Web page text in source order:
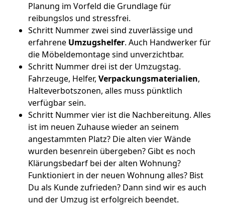
Planung im Vorfeld die Grundlage für
reibungslos und stressfrei.
Schritt Nummer zwei sind zuverlässige und
erfahrene Umzugshelfer. Auch Handwerker für
die Möbeldemontage sind unverzichtbar.
Schritt Nummer drei ist der Umzugstag.
Fahrzeuge, Helfer, Verpackungsmaterialien,
Halteverbotszonen, alles muss pünktlich
verfügbar sein.
Schritt Nummer vier ist die Nachbereitung. Alles
ist im neuen Zuhause wieder an seinem
angestammten Platz? Die alten vier Wände
wurden besenrein übergeben? Gibt es noch
Klärungsbedarf bei der alten Wohnung?
Funktioniert in der neuen Wohnung alles? Bist
Du als Kunde zufrieden? Dann sind wir es auch
und der Umzug ist erfolgreich beendet.